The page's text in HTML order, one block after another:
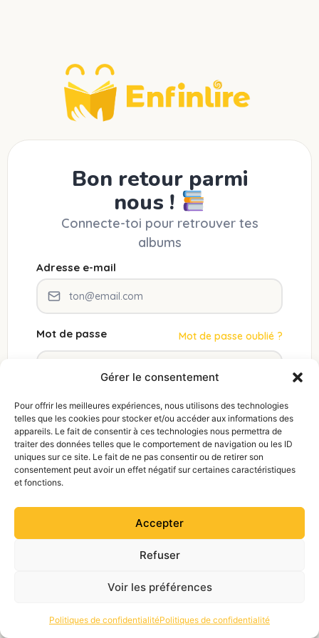
Gérer le consentement
Pour offrir les meilleures expériences, nous utilisons des technologies
telles que les cookies pour stocker et/ou accéder aux informations des
appareils. Le fait de consentir à ces technologies nous permettra de
traiter des données telles que le comportement de navigation ou les ID
uniques sur ce site. Le fait de ne pas consentir ou de retirer son
consentement peut avoir un effet négatif sur certaines caractéristiques
et fonctions.
Accepter
Refuser
Voir les préférences
Politiques de confidentialitéPolitiques de confidentialité
Bon retour parmi
nous !
Connecte-toi pour retrouver tes
albums
Adresse e-mail
Mot de passe Mot de passe oublié ?
Se connecter
Pas encore de compte ?Créer un
compte